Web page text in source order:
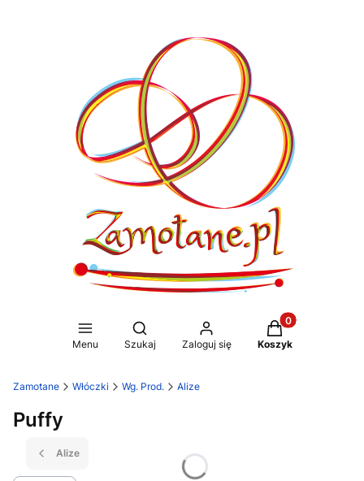
Menu
Otwórz wyszukiwarkę
Szukaj Zaloguj się
Produkty w
Koszyk
Zamotane Włóczki Wg. Prod. Alize
Puffy
Alize